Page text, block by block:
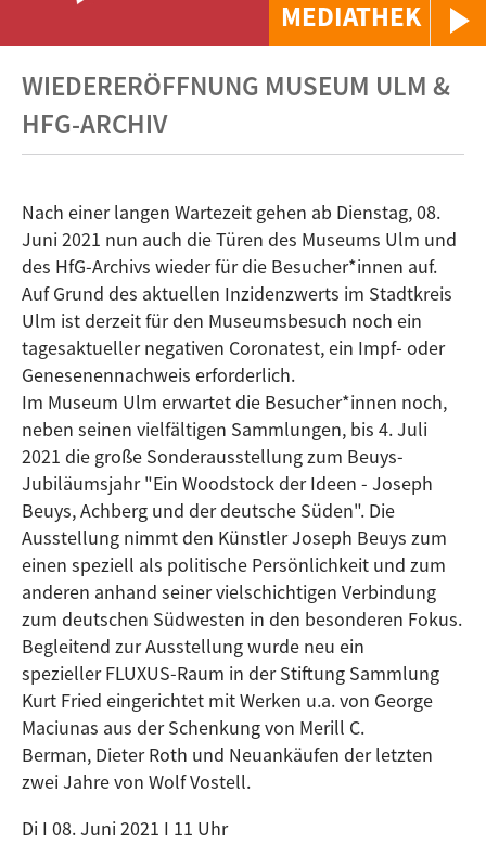
MEDIATHEK
WIEDERERÖFFNUNG MUSEUM ULM &
HFG-ARCHIV
Nach einer langen Wartezeit gehen ab Dienstag, 08.
Juni 2021 nun auch die Türen des Museums Ulm und
des HfG-Archivs wieder für die Besucher*innen auf.
Auf Grund des aktuellen Inzidenzwerts im Stadtkreis
Ulm ist derzeit für den Museumsbesuch noch ein
tagesaktueller negativen Coronatest, ein Impf- oder
Genesenennachweis erforderlich.
Im Museum Ulm erwartet die Besucher*innen noch,
neben seinen vielfältigen Sammlungen, bis 4. Juli
2021 die große Sonderausstellung zum Beuys-
Jubiläumsjahr "Ein Woodstock der Ideen - Joseph
Beuys, Achberg und der deutsche Süden". Die
Ausstellung nimmt den Künstler Joseph Beuys zum
einen speziell als politische Persönlichkeit und zum
anderen anhand seiner vielschichtigen Verbindung
zum deutschen Südwesten in den besonderen Fokus.
Begleitend zur Ausstellung wurde neu ein
spezieller FLUXUS-Raum in der Stiftung Sammlung
Kurt Fried eingerichtet mit Werken u.a. von George
Maciunas aus der Schenkung von Merill C.
Berman, Dieter Roth und Neuankäufen der letzten
zwei Jahre von Wolf Vostell.
Di I 08. Juni 2021 I 11 Uhr